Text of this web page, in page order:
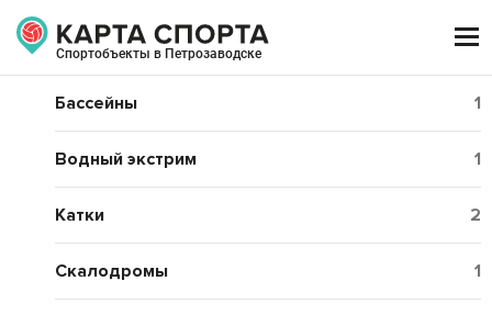
Спортобъекты в Петрозаводске

Бассейны 1
Водный экстрим 1
Катки 2
Скалодромы 1